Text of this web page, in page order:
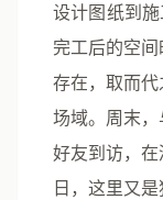
设计图纸到
完工后的空
存在，取而
场域。周末，
好友到访，
日，这里又